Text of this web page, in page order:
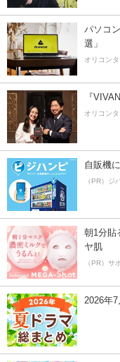
パソコ
選」
オリコン
『
オリコン
自販機
（PR）ジ
朝1分貼
ヤ肌
（PR）サ
2026年